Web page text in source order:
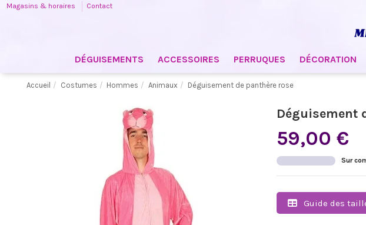
Magasins & horaires Contact
DÉGUISEMENTS ACCESSOIRES PERRUQUES DÉCORATION
Accueil Costumes Hommes Animaux Déguisement de panthère rose
Déguisement
59,00 €
Sur
Guide des